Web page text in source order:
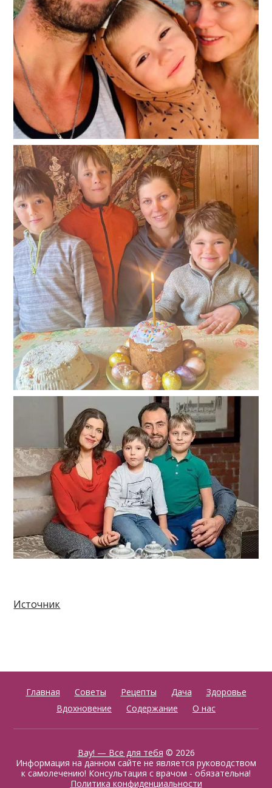
Источник
Главная Советы Рецепты Дача
Здоровье
Вдохновение
Содержание О нас
Вау! — Все для тебя © 2026
Информация на данном сайте не является руководством
к самолечению! Консультация с врачом - обязательна!
Политика конфиденциальности